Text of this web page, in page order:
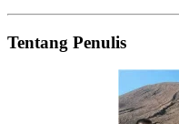
Tentang Penulis